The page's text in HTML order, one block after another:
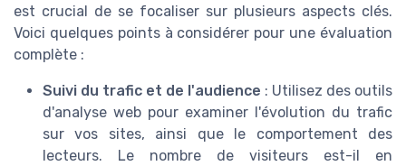
est crucial de se focaliser sur plusieurs aspects clés.
Voici quelques points à considérer pour une évaluation
complète :
Suivi du trafic et de l'audience : Utilisez des outils
d'analyse web pour examiner l'évolution du trafic
sur vos sites, ainsi que le comportement des
lecteurs. Le nombre de visiteurs est-il en